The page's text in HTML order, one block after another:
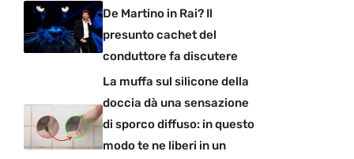
De Martino in Rai? Il
presunto cachet del
conduttore fa discutere
La muffa sul silicone della
doccia dà una sensazione
di sporco diffuso: in questo
modo te ne liberi in un